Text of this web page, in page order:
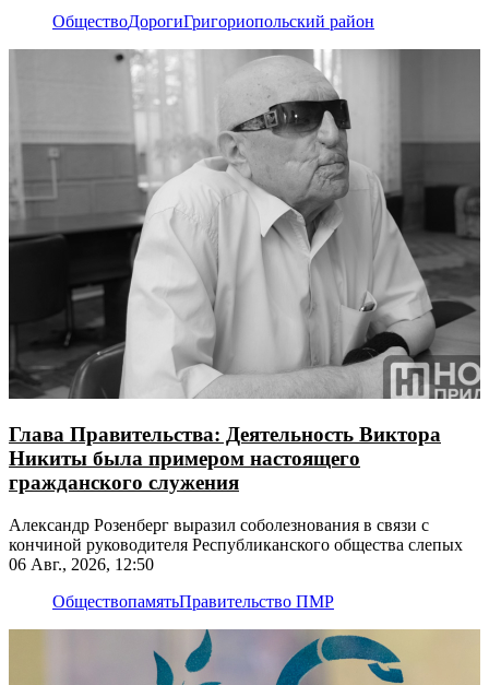
ОбществоДорогиГригориопольский район
Глава Правительства: Деятельность Виктора
Никиты была примером настоящего
гражданского служения
Александр Розенберг выразил соболезнования в связи с
кончиной руководителя Республиканского общества слепых
06 Авг., 2026, 12:50
ОбществопамятьПравительство ПМР